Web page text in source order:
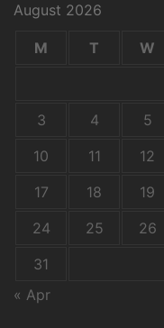
August 2026
M T W
3
4 5
10
11 12
17
18 19
24
25 26
31
« Apr